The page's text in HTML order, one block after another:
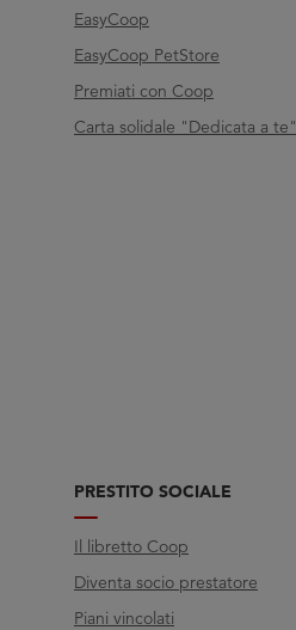
EasyCoop
EasyCoop PetStore
Premiati con Coop
Carta solidale "Dedicata a te"
PRESTITO SOCIALE
Il libretto Coop
Diventa socio prestatore
Piani vincolati